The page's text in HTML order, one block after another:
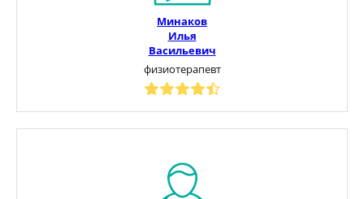
Минаков
Илья
Васильевич
физиотерапевт